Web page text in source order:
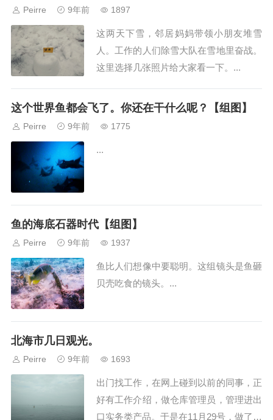
Peirre 9年前 1897
这两天下雪，邻居妈妈带领小朋友堆雪
人。工作的人们除雪大队在雪地里奋战。
这里选择几张照片给大家看一下。...
这个世界鱼都会飞了。你还在干什么呢？【组图】
Peirre 9年前 1775
...
鱼的海底石器时代【组图】
Peirre 9年前 1937
鱼比人们想像中要聪明。这组镜头是鱼砸
贝壳吃食的镜头。...
北海市几日观光。
Peirre 9年前 1693
出门找工作，在网上碰到以前的同事，正
好有工作介绍，做仓库管理员，管理进出
口实务类产品。于是在11月29号，做了准